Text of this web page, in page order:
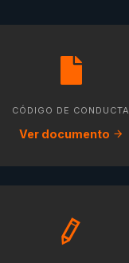
CÓDIGO DE CONDUCTA
Ver documento